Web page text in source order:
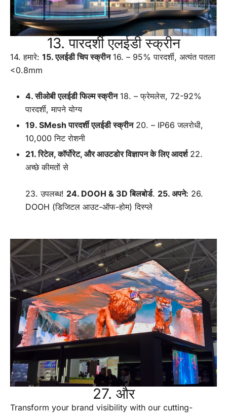
13. पारदर्शी एलईडी स्क्रीन
14. हमारे: 15. एलईडी चिप स्क्रीन16. – 95% पारदर्शी, अत्यंत पतला
<0.8mm
4. सीओबी एलईडी फिल्म स्क्रीन18. – फ्रेमलेस, 72-92%
पारदर्शी, मापने योग्य
19. SMesh पारदर्शी एलईडी स्क्रीन20. – IP66 जलरोधी,
10,000 निट रोशनी
21. रिटेल, कॉर्पोरेट, और आउटडोर विज्ञापन के लिए आदर्श22.
अच्छे कीमतों से
23. उपलब्ध! 24. DOOH & 3D बिलबोर्ड. 25. अपने: 26.
DOOH (डिजिटल आउट-ऑफ-होम) दिस्प्ले
27. और
Transform your brand visibility with our cutting-